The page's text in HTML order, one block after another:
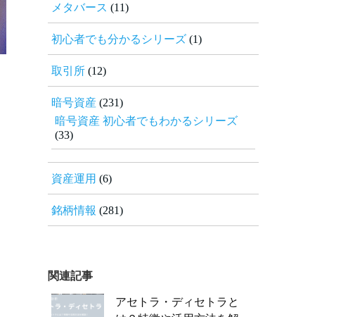
メタバース (11)
初心者でも分かるシリーズ (1)
取引所 (12)
暗号資産 (231)
暗号資産 初心者でもわかるシリーズ
(33)
資産運用 (6)
銘柄情報 (281)
関連記事
アセトラ・ディセトラと